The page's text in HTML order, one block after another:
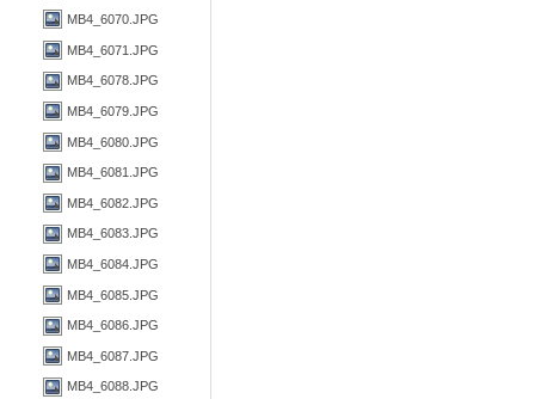
MB4_6070.JPG
MB4_6071.JPG
MB4_6078.JPG
MB4_6079.JPG
MB4_6080.JPG
MB4_6081.JPG
MB4_6082.JPG
MB4_6083.JPG
MB4_6084.JPG
MB4_6085.JPG
MB4_6086.JPG
MB4_6087.JPG
MB4_6088.JPG